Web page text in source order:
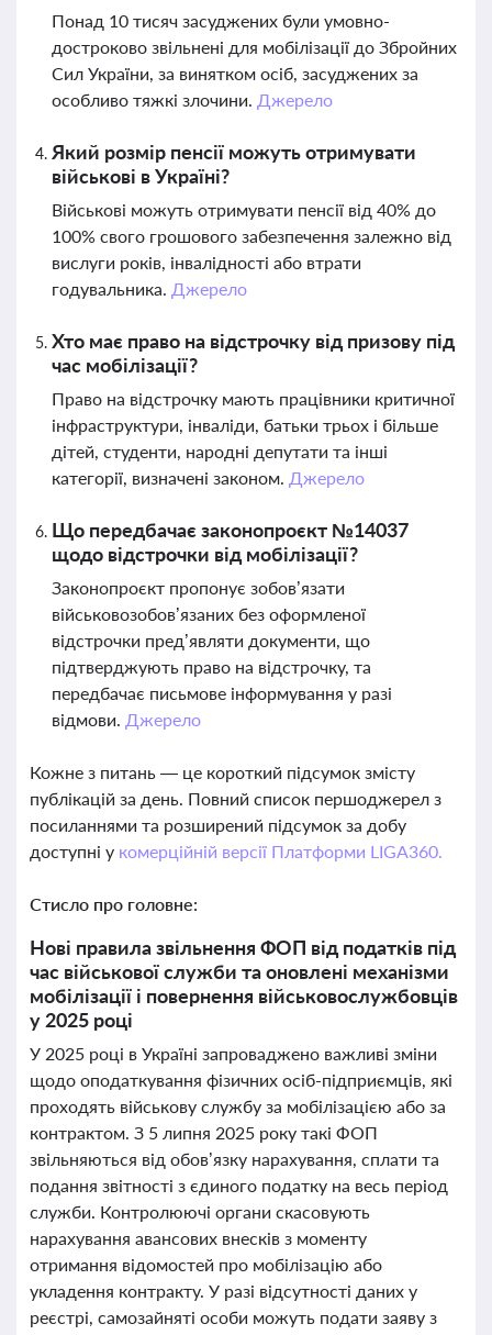
Понад 10 тисяч засуджених були умовно-
достроково звільнені для мобілізації до Збройних
Сил України, за винятком осіб, засуджених за
особливо тяжкі злочини. Джерело
Який розмір пенсії можуть отримувати
військові в Україні?
Військові можуть отримувати пенсії від 40% до
100% свого грошового забезпечення залежно від
вислуги років, інвалідності або втрати
годувальника. Джерело
Хто має право на відстрочку від призову під
час мобілізації?
Право на відстрочку мають працівники критичної
інфраструктури, інваліди, батьки трьох і більше
дітей, студенти, народні депутати та інші
категорії, визначені законом. Джерело
Що передбачає законопроєкт №14037
щодо відстрочки від мобілізації?
Законопроєкт пропонує зобов’язати
військовозобов’язаних без оформленої
відстрочки пред’являти документи, що
підтверджують право на відстрочку, та
передбачає письмове інформування у разі
відмови. Джерело
Кожне з питань — це короткий підсумок змісту
публікацій за день. Повний список першоджерел з
посиланнями та розширений підсумок за добу
доступні у комерційній версії Платформи LIGA360.
Стисло про головне:
Нові правила звільнення ФОП від податків під
час військової служби та оновлені механізми
мобілізації і повернення військовослужбовців
у 2025 році
У 2025 році в Україні запроваджено важливі зміни
щодо оподаткування фізичних осіб-підприємців, які
проходять військову службу за мобілізацією або за
контрактом. З 5 липня 2025 року такі ФОП
звільняються від обов’язку нарахування, сплати та
подання звітності з єдиного податку на весь період
служби. Контролюючі органи скасовують
нарахування авансових внесків з моменту
отримання відомостей про мобілізацію або
укладення контракту. У разі відсутності даних у
реєстрі, самозайняті особи можуть подати заяву з